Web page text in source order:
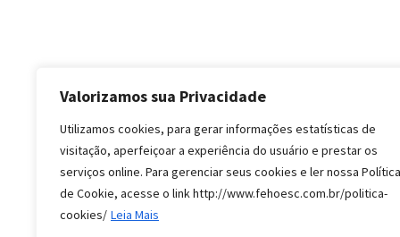
Valorizamos sua Privacidade
Utilizamos cookies, para gerar informações estatísticas de
visitação, aperfeiçoar a experiência do usuário e prestar os
serviços online. Para gerenciar seus cookies e ler nossa Política
de Cookie, acesse o link http://www.fehoesc.com.br/politica-
cookies/ Leia Mais